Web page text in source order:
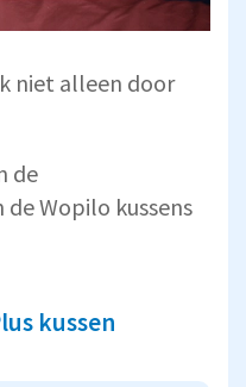
niet alleen door
de
Wopilo kussens
kussen